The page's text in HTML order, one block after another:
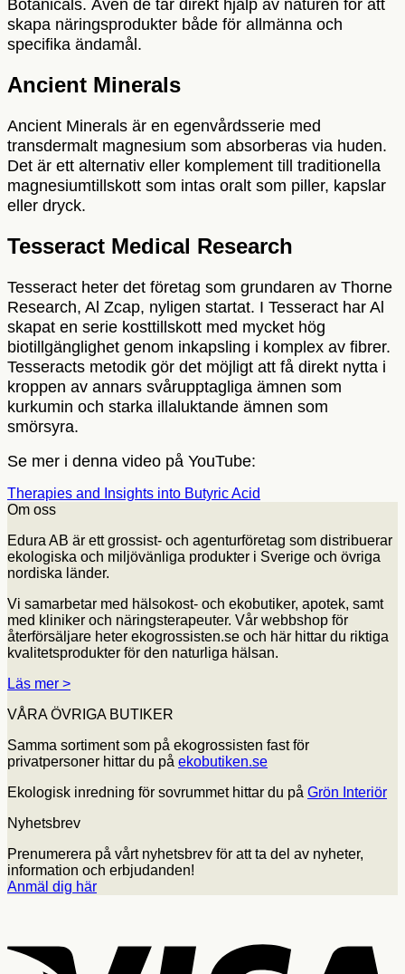
Botanicals. Även de tar direkt hjälp av naturen för att
skapa näringsprodukter både för allmänna och
specifika ändamål.
Ancient Minerals
Ancient Minerals är en egenvårdsserie med
transdermalt magnesium som absorberas via huden.
Det är ett alternativ eller komplement till traditionella
magnesiumtillskott som intas oralt som piller, kapslar
eller dryck.
Tesseract Medical Research
Tesseract heter det företag som grundaren av Thorne
Research, Al Zcap, nyligen startat. I Tesseract har Al
skapat en serie kosttillskott med mycket hög
biotillgänglighet genom inkapsling i komplex av fibrer.
Tesseracts metodik gör det möjligt att få direkt nytta i
kroppen av annars svårupptagliga ämnen som
kurkumin och starka illaluktande ämnen som
smörsyra.
Se mer i denna video på YouTube:
Therapies and Insights into Butyric Acid
Om oss
Edura AB är ett grossist- och agenturföretag som distribuerar
ekologiska och miljövänliga produkter i Sverige och övriga
nordiska länder.
Vi samarbetar med hälsokost- och ekobutiker, apotek, samt
med kliniker och näringsterapeuter. Vår webbshop för
återförsäljare heter ekogrossisten.se och här hittar du riktiga
kvalitetsprodukter för den naturliga hälsan.
Läs mer >
VÅRA ÖVRIGA BUTIKER
Samma sortiment som på ekogrossisten fast för
privatpersoner hittar du på ekobutiken.se
Ekologisk inredning för sovrummet hittar du på Grön Interiör
Nyhetsbrev
Prenumerera på vårt nyhetsbrev för att ta del av nyheter,
information och erbjudanden!
Anmäl dig här